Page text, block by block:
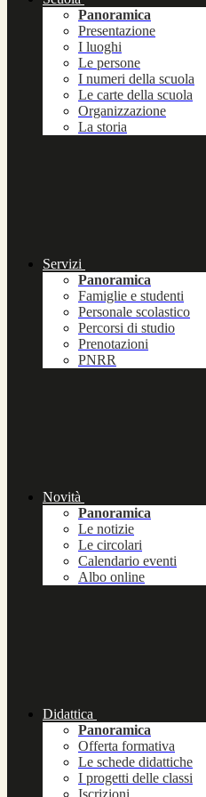
Panoramica
Presentazione
I luoghi
Le persone
I numeri della scuola
Le carte della scuola
Organizzazione
La storia
Servizi
Panoramica
Famiglie e studenti
Personale scolastico
Percorsi di studio
Prenotazioni
PNRR
Novità
Panoramica
Le notizie
Le circolari
Calendario eventi
Albo online
Didattica
Panoramica
Offerta formativa
Le schede didattiche
I progetti delle classi